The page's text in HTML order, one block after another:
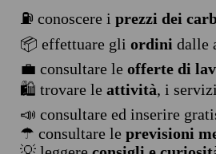
⛽ conoscere i prezzi dei
📦 effettuare gli ordini dalle
💼 consultare le offerte di
🛍️ trovare le attività, i
📣 consultare ed inserire
☂ consultare le previsioni